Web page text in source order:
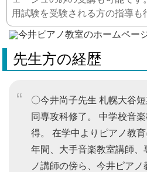
用試験を受験される方の指導も
先生方の経歴
〇今井尚子先生 札幌大谷短
同専攻科修了。 中学校音
得。 在学中よりピアノ教
年間、大手音楽教室講師、
ノ講師の傍ら、今井ピア